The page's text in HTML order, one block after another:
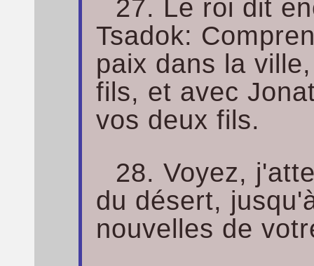
27. Le roi dit
Tsadok:
paix dans la
fils, et avec
vos deux fils.
28. Voyez,
du désert,
nouvelles de